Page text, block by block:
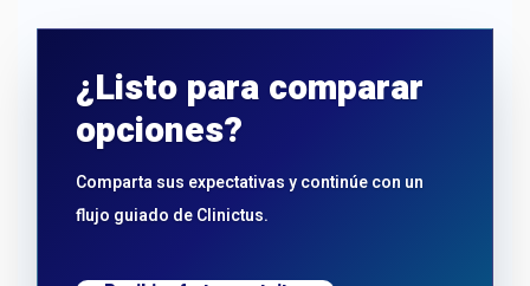
¿Listo para comparar
opciones?
Comparta sus expectativas y continúe con un
flujo guiado de Clinictus.